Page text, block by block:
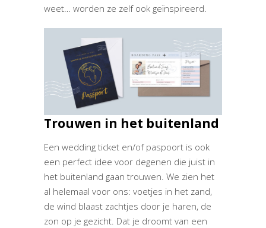
weet… worden ze zelf ook geïnspireerd.
Trouwen in het buitenland
Een wedding ticket en/of paspoort is ook
een perfect idee voor degenen die juist in
het buitenland gaan trouwen. We zien het
al helemaal voor ons: voetjes in het zand,
de wind blaast zachtjes door je haren, de
zon op je gezicht. Dat je droomt van een